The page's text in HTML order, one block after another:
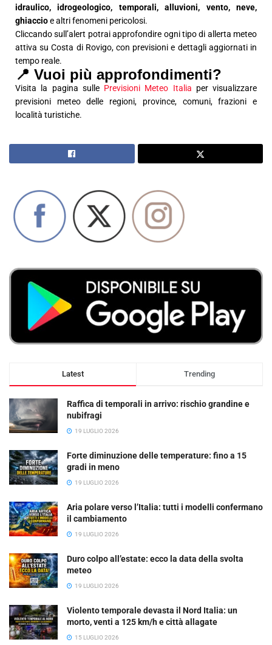
idraulico, idrogeologico, temporali, alluvioni, vento, neve,
ghiaccioe altri fenomeni pericolosi.
Cliccando sull’alert potrai approfondire ogni tipo di allerta meteo
attiva su Costa di Rovigo, con previsioni e dettagli aggiornati in
tempo reale.
📍 Vuoi più approfondimenti?
Visita la pagina sulle Previsioni Meteo Italia per visualizzare
previsioni meteo delle regioni, province, comuni, frazioni e
località turistiche.
Latest Trending
Raffica di temporali in arrivo: rischio grandine e
nubifragi
19 LUGLIO 2026
Forte diminuzione delle temperature: fino a 15
gradi in meno
19 LUGLIO 2026
Aria polare verso l’Italia: tutti i modelli confermano
il cambiamento
19 LUGLIO 2026
Duro colpo all’estate: ecco la data della svolta
meteo
19 LUGLIO 2026
Violento temporale devasta il Nord Italia: un
morto, venti a 125 km/h e città allagate
15 LUGLIO 2026